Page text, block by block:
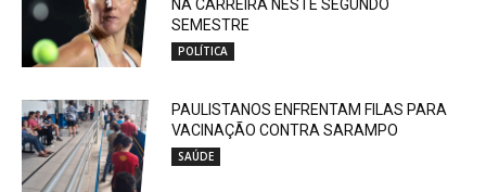
NA CARREIRA NESTE SEGUNDO
SEMESTRE
POLÍTICA
PAULISTANOS ENFRENTAM FILAS PARA
VACINAÇÃO CONTRA SARAMPO
SAÚDE